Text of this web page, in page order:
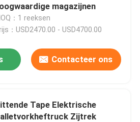
magazijnen
：1 reeksen
：USD2470.00 - USD4700.00
Contacteer ons
Tape Elektrische
Zijtrek